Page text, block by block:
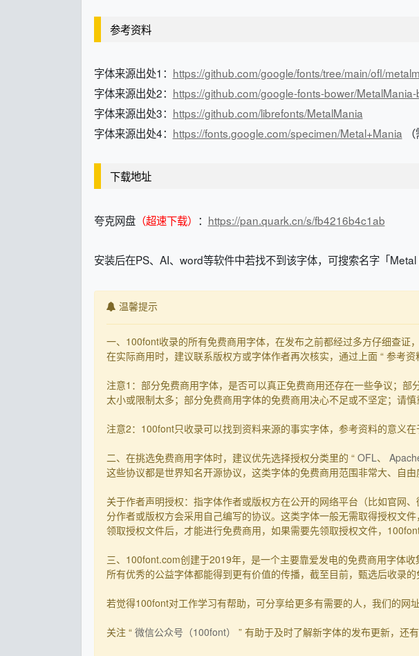
参考资料
字体来源出处1： https://github.com/google/fonts/tree/main/ofl/
字体来源出处2： https://github.com/google-fonts-bower/
字体来源出处3： https://github.com/librefonts/MetalMania
字体来源出处4： https://fonts.google.com/specimen/Metal+Mania
下载地址
夸克网盘（超速下载） ： https://pan.quark.cn/s/fb4216b4c1ab
安装后在PS、AI、word等软件中若找不到该字体，可搜索名字「Metal
温馨提示
一、100font收录的所有免费商用字体，在发布之前都经过多方仔细查证
在实际商用时，建议联系版权方或字体作者再次核实，通过上面 “ 参考
注意1：部分免费商用字体，是否可以真正免费商用还存在一些争议；
太小或限制太多；部分免费商用字体的免费商用决心不足或不坚定；请
注意2：100font只收录可以找到资料来源的事实字体，参考资料的意义
二、在挑选免费商用字体时，建议优先选择授权分类里的 “ OFL 、
这些协议都是世界知名开源协议，这类字体的免费商用范围非常大、自
关于作者声明授权：指字体作者或版权方在公开的网络平台（比如官网
分作者或版权方会采用自己编写的协议。这类字体一般无需取得授权文
领取授权文件后，才能进行免费商用，如果需要先领取授权文件，
三、100font.com创建于2019年，是一个主要靠爱发电的免费商用字体
所有优秀的公益字体都能得到更有价值的传播，截至目前，甄选后收录
若觉得100font对工作学习有帮助，可分享给更多有需要的人，我们的网址
关注 “ 微信公众号（100font） ” 有助于及时了解新字体的发布更新，还